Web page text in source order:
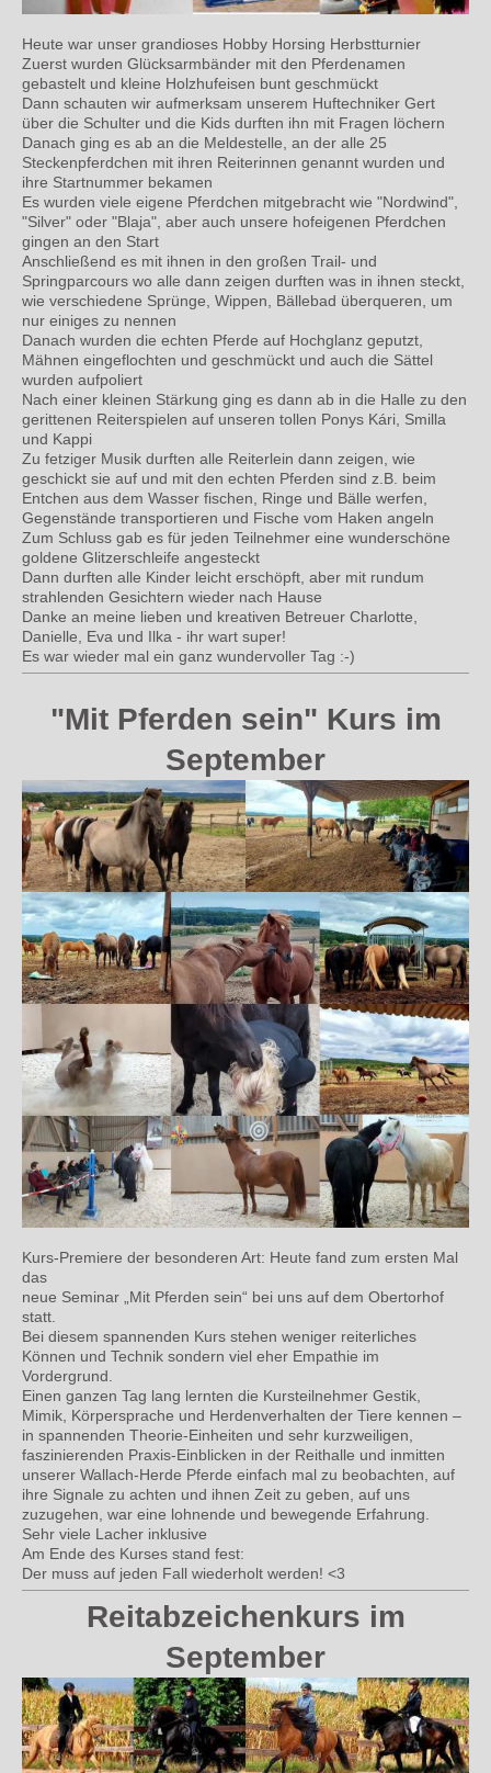
Heute war unser grandioses Hobby Horsing Herbstturnier
Zuerst wurden Glücksarmbänder mit den Pferdenamen
gebastelt und kleine Holzhufeisen bunt geschmückt
Dann schauten wir aufmerksam unserem Huftechniker Gert
über die Schulter und die Kids durften ihn mit Fragen löchern
Danach ging es ab an die Meldestelle, an der alle 25
Steckenpferdchen mit ihren Reiterinnen genannt wurden und
ihre Startnummer bekamen
Es wurden viele eigene Pferdchen mitgebracht wie "Nordwind",
"Silver" oder "Blaja", aber auch unsere hofeigenen Pferdchen
gingen an den Start
Anschließend es mit ihnen in den großen Trail- und
Springparcours wo alle dann zeigen durften was in ihnen steckt,
wie verschiedene Sprünge, Wippen, Bällebad überqueren, um
nur einiges zu nennen
Danach wurden die echten Pferde auf Hochglanz geputzt,
Mähnen eingeflochten und geschmückt und auch die Sättel
wurden aufpoliert
Nach einer kleinen Stärkung ging es dann ab in die Halle zu den
gerittenen Reiterspielen auf unseren tollen Ponys Kári, Smilla
und Kappi
Zu fetziger Musik durften alle Reiterlein dann zeigen, wie
geschickt sie auf und mit den echten Pferden sind z.B. beim
Entchen aus dem Wasser fischen, Ringe und Bälle werfen,
Gegenstände transportieren und Fische vom Haken angeln
Zum Schluss gab es für jeden Teilnehmer eine wunderschöne
goldene Glitzerschleife angesteckt
Dann durften alle Kinder leicht erschöpft, aber mit rundum
strahlenden Gesichtern wieder nach Hause
Danke an meine lieben und kreativen Betreuer Charlotte,
Danielle, Eva und Ilka - ihr wart super!
Es war wieder mal ein ganz wundervoller Tag :-)
"Mit Pferden sein" Kurs im
September
Kurs-Premiere der besonderen Art: Heute fand zum ersten Mal
das
neue Seminar „Mit Pferden sein“ bei uns auf dem Obertorhof
statt.
Bei diesem spannenden Kurs stehen weniger reiterliches
Können und Technik sondern viel eher Empathie im
Vordergrund.
Einen ganzen Tag lang lernten die Kursteilnehmer Gestik,
Mimik, Körpersprache und Herdenverhalten der Tiere kennen –
in spannenden Theorie-Einheiten und sehr kurzweiligen,
faszinierenden Praxis-Einblicken in der Reithalle und inmitten
unserer Wallach-Herde Pferde einfach mal zu beobachten, auf
ihre Signale zu achten und ihnen Zeit zu geben, auf uns
zuzugehen, war eine lohnende und bewegende Erfahrung.
Sehr viele Lacher inklusive
Am Ende des Kurses stand fest:
Der muss auf jeden Fall wiederholt werden! <3
Reitabzeichenkurs im
September